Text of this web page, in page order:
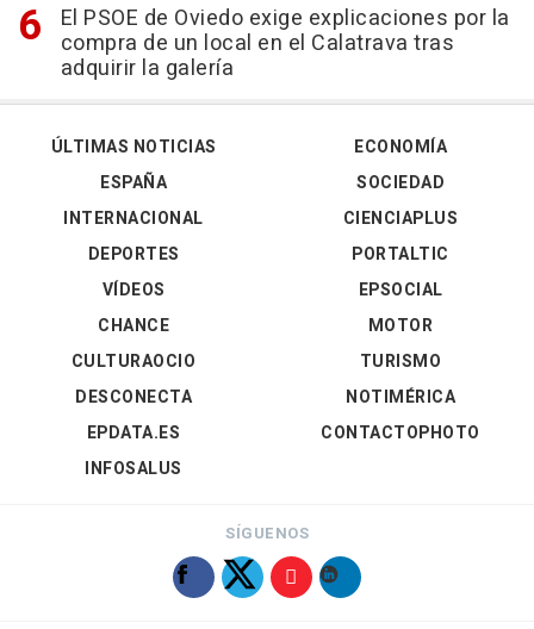
El PSOE de Oviedo exige explicaciones por la
compra de un local en el Calatrava tras
adquirir la galería
ÚLTIMAS NOTICIAS
ESPAÑA
INTERNACIONAL
DEPORTES
VÍDEOS
ECONOMÍA
SOCIEDAD
CIENCIAPLUS
PORTALTIC
EPSOCIAL
CHANCE
CULTURAOCIO
DESCONECTA
EPDATA.ES
INFOSALUS
MOTOR
TURISMO
NOTIMÉRICA
CONTACTOPHOTO
SÍGUENOS